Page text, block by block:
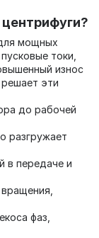
мощных
токи,
износ
эти
до рабочей
разгружает
в передаче и
фаз,